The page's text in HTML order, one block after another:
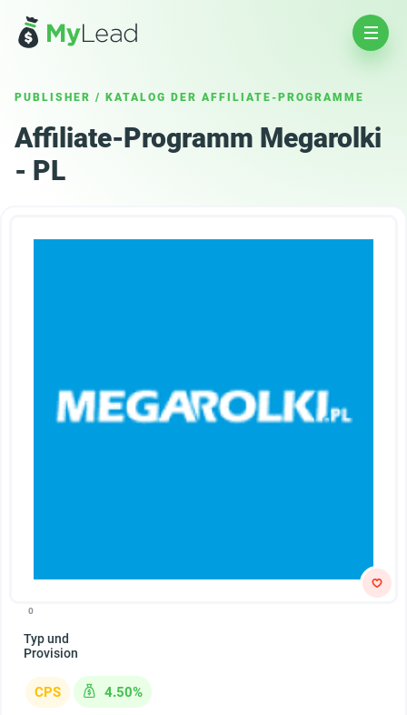
PUBLISHER / KATALOG DER AFFILIATE-PROGRAMME
Affiliate-Programm Megarolki
- PL
0
Typ und
Provision
CPS 4.50%